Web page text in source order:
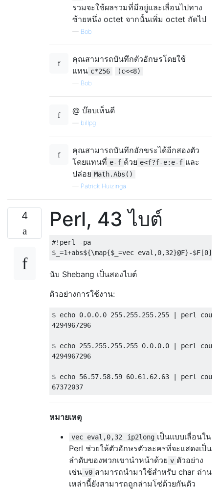
รวมจะใช้ผลรวมที่มีอยู่และเลื่อนไปทาง
ซ้ายหนึ่ง octet จากนั้นเพิ่ม octet ถัดไป
— Bob
คุณสามารถบันทึกตัวอักษรโดยใช้
แทน c*256 (c<<8)
— Bob
@ บ๊อบเห็นดี
billpg
คุณสามารถบันทึกอักขระได้อีกสองตัว
โดยแทนที่ e-f ด้วย e<f?f-e:e-f และ
ปล่อย Math.Abs()
— Patrick Huizinga
4 Perl, 43 ไบต์
#!perl -pa
$_ =1+abs${\map{$_ =vec eval ,0,32}@F}-$F [0]
นับ Shebang เป็นสองไบต์
ตัวอย่างการใช้งาน:
$ echo 0.0. 0.0 255.255. 255.255
perl
4294967296
$ echo 255.255. 255.255 0.0. 0.0
perl
4294967296
$ echo 56.57. 58.59 60.61 . 62.63
perl
67372037
หมายเหตุ
vec eval,0,32 ip2long เป็นแบบเลื่อนใน
Perl ช่วยให้ตัวอักษรตัวละครที่จะแสดงเป็น
ลำดับของพวกเขานำหน้าด้วย v ตัวอย่าง
เช่น v0 สามารถนำมาใช้สำหรับ char ถ่าน
เหล่านี้ยังสามารถถูกล่ามโซ่ด้วยกันตัว